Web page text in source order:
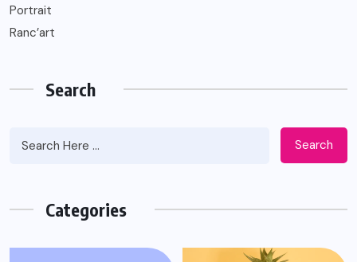
Portrait
Ranc’art
Search
Search
Categories